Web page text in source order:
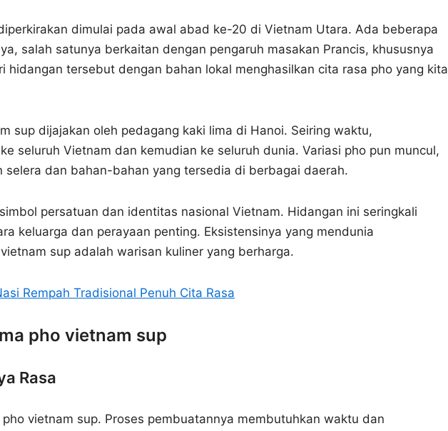
dimulai pada awal abad ke-20 di Vietnam Utara. Ada beberapa
salah satunya berkaitan dengan pengaruh masakan Prancis, khususnya
hidangan tersebut dengan bahan lokal menghasilkan cita rasa pho yang kita
sup dijajakan oleh pedagang kaki lima di Hanoi. Seiring waktu,
seluruh Vietnam dan kemudian ke seluruh dunia. Variasi pho pun muncul,
selera dan bahan-bahan yang tersedia di berbagai daerah.
persatuan dan identitas nasional Vietnam. Hidangan ini seringkali
keluarga dan perayaan penting. Eksistensinya yang mendunia
sup adalah warisan kuliner yang berharga.
Rempah Tradisional Penuh Cita Rasa
pho vietnam sup
Rasa
vietnam sup. Proses pembuatannya membutuhkan waktu dan